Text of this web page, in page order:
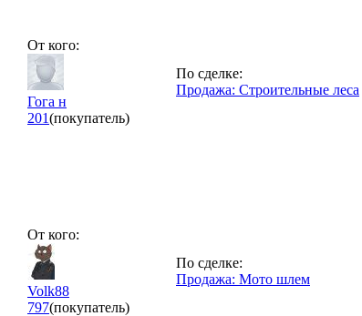
От кого:
Гога н
201(покупатель)
По сделке:
Продажа: Строительные леса
От кого:
Volk88
797(покупатель)
По сделке:
Продажа: Мото шлем